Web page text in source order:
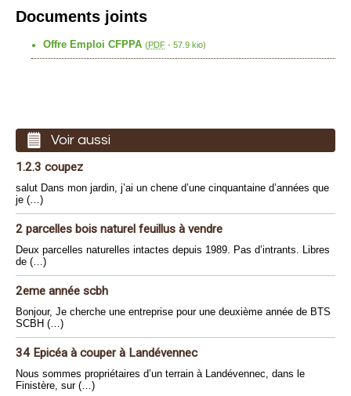
Documents joints
Offre Emploi CFPPA (PDF- 57.9 kio)
Voir aussi
1.2.3 coupez
salut Dans mon jardin, j’ai un chene d’une cinquantaine d’années que
je (…)
2 parcelles bois naturel feuillus à vendre
Deux parcelles naturelles intactes depuis 1989. Pas d’intrants. Libres
de (…)
2eme année scbh
Bonjour, Je cherche une entreprise pour une deuxième année de BTS
SCBH (…)
34 Epicéa à couper à Landévennec
Nous sommes propriétaires d’un terrain à Landévennec, dans le
Finistère, sur (…)